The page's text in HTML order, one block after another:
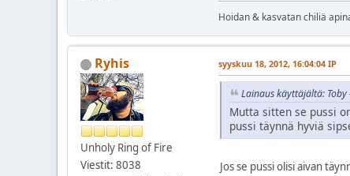
Hoidan & kasvatan chiliä
Ryhis
Unholy Ring of Fire
Viestit: 8038
syyskuu 18, 2012, 16:04:04 IP
Lainaus käyttäjältä: Toby
Mutta sitten se pussi
pussi täynnä hyviä
Jos se pussi olisi aivan